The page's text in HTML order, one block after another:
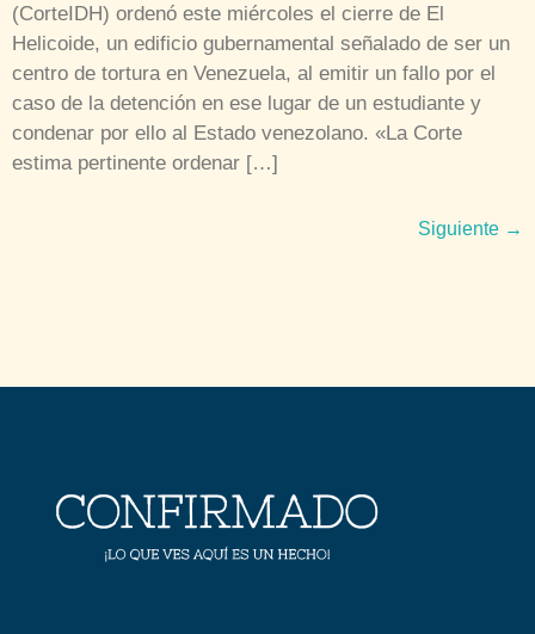
(CorteIDH) ordenó este miércoles el cierre de El
Helicoide, un edificio gubernamental señalado de ser un
centro de tortura en Venezuela, al emitir un fallo por el
caso de la detención en ese lugar de un estudiante y
condenar por ello al Estado venezolano. «La Corte
estima pertinente ordenar […]
Siguiente →